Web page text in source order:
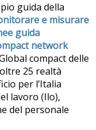
guida della
e misurare
guida
network
compact delle
25 realtà
per l’Italia
lavoro (Ilo),
del personale